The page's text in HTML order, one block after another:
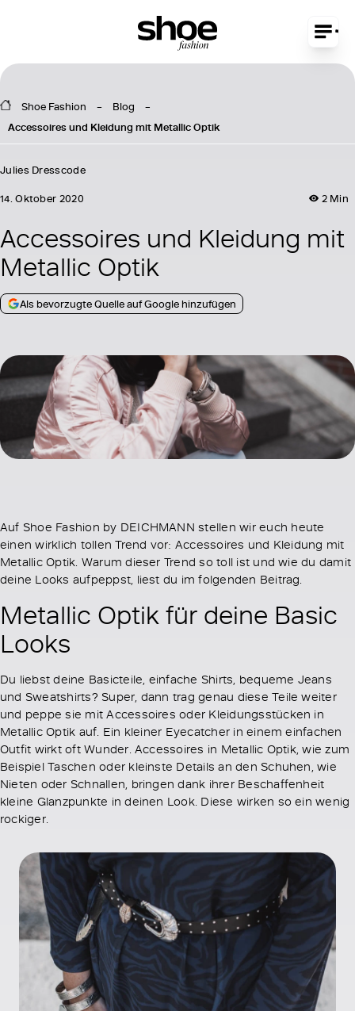
Shoe Fashion
Blog
Accessoires und Kleidung mit Metallic Optik
Julies Dresscode
2 Min
14. Oktober 2020
Accessoires und Kleidung mit
Metallic Optik
Als bevorzugte Quelle auf Google hinzufügen
Auf Shoe Fashion by DEICHMANN stellen wir euch heute
einen wirklich tollen Trend vor: Accessoires und Kleidung mit
Metallic Optik. Warum dieser Trend so toll ist und wie du damit
deine Looks aufpeppst, liest du im folgenden Beitrag.
Metallic Optik für deine Basic
Looks
Du liebst deine Basicteile, einfache Shirts, bequeme Jeans
und Sweatshirts? Super, dann trag genau diese Teile weiter
und peppe sie mit Accessoires oder Kleidungsstücken in
Metallic Optik auf. Ein kleiner Eyecatcher in einem einfachen
Outfit wirkt oft Wunder. Accessoires in Metallic Optik, wie zum
Beispiel Taschen oder kleinste Details an den Schuhen, wie
Nieten oder Schnallen, bringen dank ihrer Beschaffenheit
kleine Glanzpunkte in deinen Look. Diese wirken so ein wenig
rockiger.